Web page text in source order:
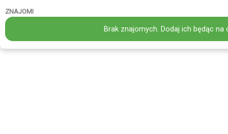
ZNAJOMI
Brak znajomych. Dodaj ich będąc na